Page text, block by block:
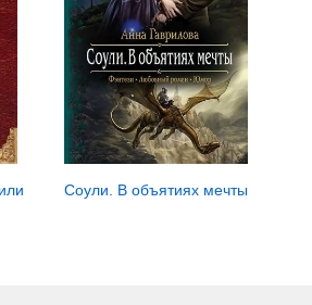
Соули. В объятиях мечты